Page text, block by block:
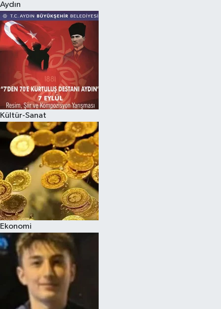
Aydın
Kültür-Sanat
Ekonomi